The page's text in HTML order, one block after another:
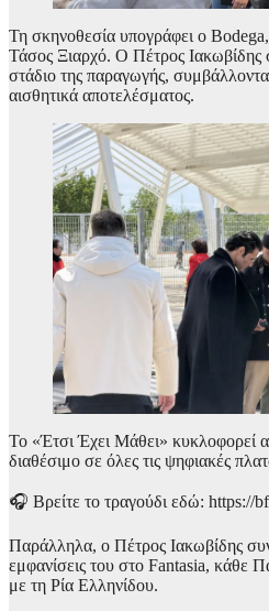
Τη σκηνοθεσία υπογράφει ο
Τάσος Ξιαρχό. Ο Πέτρος Ιακωβίδης
στάδιο της παραγωγής,
αισθητικά αποτελέσματος.
Το «Έτσι Έχει Μάθει» κυκλοφορεί
διαθέσιμο σε όλες τις ψηφιακές
🎧 Βρείτε το τραγούδι εδώ: https://
Παράλληλα, ο Πέτρος Ιακωβίδης
εμφανίσεις του στο Fantasia, κάθε
με τη Ρία Ελληνίδου.